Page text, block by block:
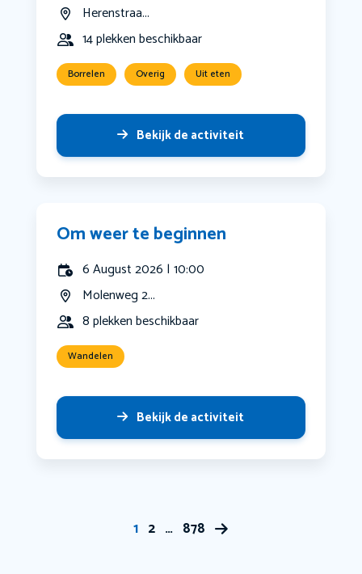
Herenstraa...
14 plekken beschikbaar
Borrelen Overig Uit eten
Bekijk de activiteit
Om weer te beginnen
6 August 2026 | 10:00
Molenweg 2...
8 plekken beschikbaar
Wandelen
Bekijk de activiteit
1 2 … 878